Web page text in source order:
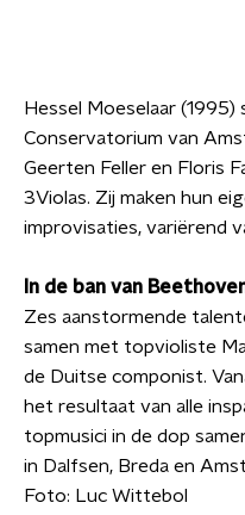
Hessel Moeselaar
Conservatorium van
Geerten Feller en Floris
3Violas. Zij maken hun
improvisaties, variërend
In de ban van
Zes aanstormende
samen met topvioliste
de Duitse componist.
het resultaat van alle
topmusici in de dop
in Dalfsen, Breda en
Foto: Luc Wittebol